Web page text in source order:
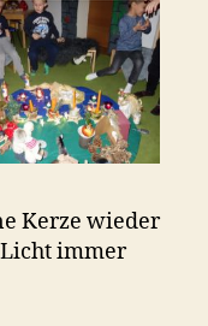
Kerze wieder
immer